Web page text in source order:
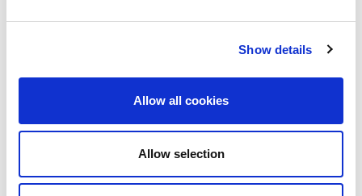
Show details
Allow all cookies
Allow selection
desenvolvidas ao longo de mais de 40 anos. Incluindo “APH”,
melhores punções anteriores. Recipientes NEX, matrizes de
mais recentes para continuar a garantir a taxa de execução
máxima, durabilidade das ferramentas e cortes de qualidade ao
longo da vida útil das ferramentas.